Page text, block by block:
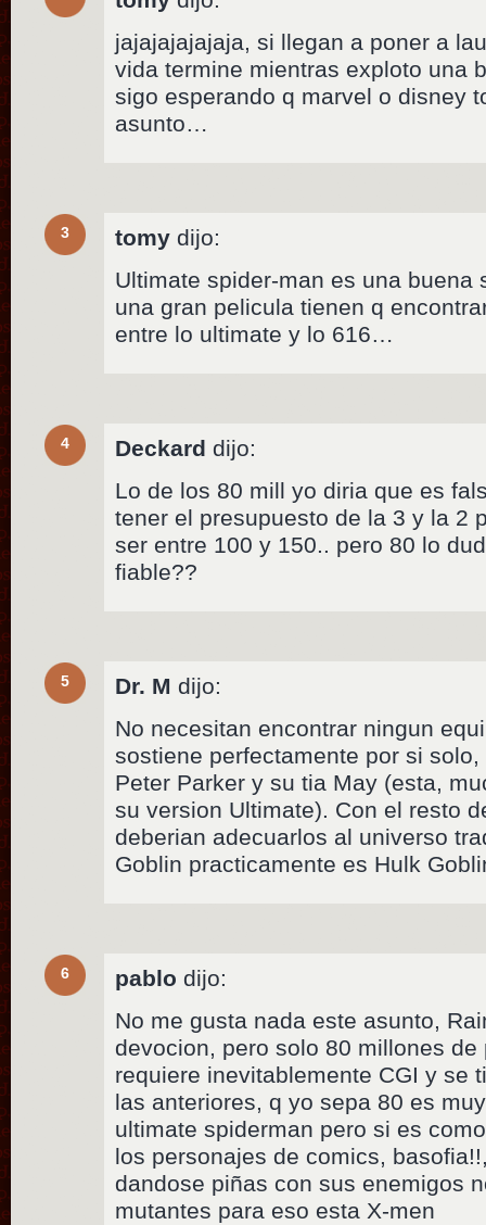
jajajajajajaja, si llegan a poner a
vida termine mientras exploto una
sigo esperando q marvel o disney
asunto…
3 tomy dijo:
Ultimate spider-man es una buena
una gran pelicula tienen q
entre lo ultimate y lo 616…
4 Deckard dijo:
Lo de los 80 mill yo diria que es
tener el presupuesto de la 3 y la 2
ser entre 100 y 150.. pero 80 lo
fiable??
5 Dr. M dijo:
No necesitan encontrar ningun
sostiene perfectamente por si
Peter Parker y su tia May (esta,
su version Ultimate). Con el resto
deberian adecuarlos al universo
Goblin practicamente es Hulk
6 pablo dijo:
No me gusta nada este asunto,
devocion, pero solo 80 millones
requiere inevitablemente CGI y se
las anteriores, q yo sepa 80 es
ultimate spiderman pero si es
los personajes de comics,
dandose piñas con sus enemigos
mutantes para eso esta X-men